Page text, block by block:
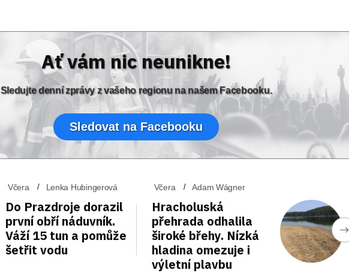
Ať vám nic neunikne!
Sledujte denní zprávy z vašeho regionu na našem Facebooku.
Sledovat na Facebooku
Včera Lenka Hubingerová
Do Prazdroje dorazil
první obří náduvník.
Váží 15 tun a pomůže
šetřit vodu
Včera Adam Wágner
Hracholuská
přehrada odhalila
široké břehy. Nízká
hladina omezuje i
výletní plavbu